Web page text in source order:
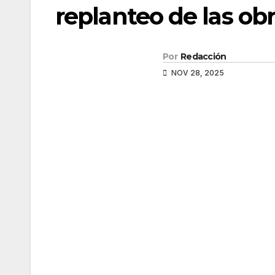
replanteo de las
Por Redacción
NOV 28, 2025